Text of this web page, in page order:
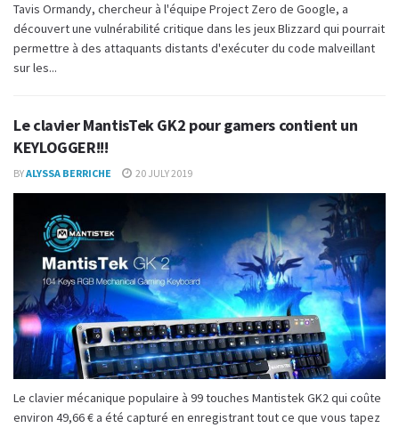
Tavis Ormandy, chercheur à l'équipe Project Zero de Google, a
découvert une vulnérabilité critique dans les jeux Blizzard qui pourrait
permettre à des attaquants distants d'exécuter du code malveillant
sur les...
Le clavier MantisTek GK2 pour gamers contient un
KEYLOGGER!!!
BYALYSSA BERRICHE 20 JULY 2019
Le clavier mécanique populaire à 99 touches Mantistek GK2 qui coûte
environ 49,66 € a été capturé en enregistrant tout ce que vous tapez